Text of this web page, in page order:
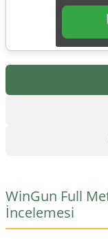
WinGun Full
İncelemesi